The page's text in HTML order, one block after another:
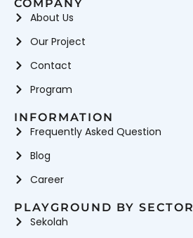
COMPANY
About Us
Our Project
Contact
Program
INFORMATION
Frequently Asked Question
Blog
Career
PLAYGROUND BY SECTOR
Sekolah